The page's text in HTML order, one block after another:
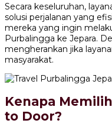
Secara keseluruhan,
solusi perjalanan yang
mereka yang ingin
Purbalingga ke Jepara.
mengherankan jika
masyarakat.
Kenapa
to Door?